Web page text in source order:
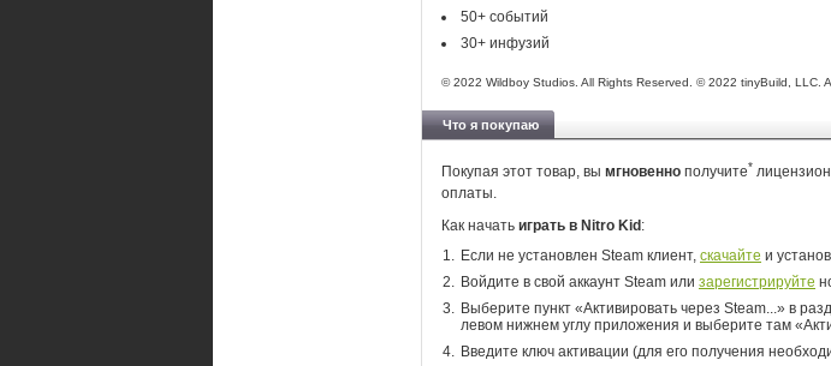
50+ событий
30+ инфузий
© 2022 Wildboy Studios. All Rights Reserved. © 2022 tinyBuild, LLC.
Что я покупаю
Покупая этот товар, вы мгновенно получите*
оплаты.
Как начать играть в Nitro Kid :
Если не установлен Steam клиент, скачайте и
Войдите в свой аккаунт Steam или зарегистрируйте
Выберите пункт «Активировать через Steam...» в
левом нижнем углу приложения и выберите там
Введите ключ активации (для его получения